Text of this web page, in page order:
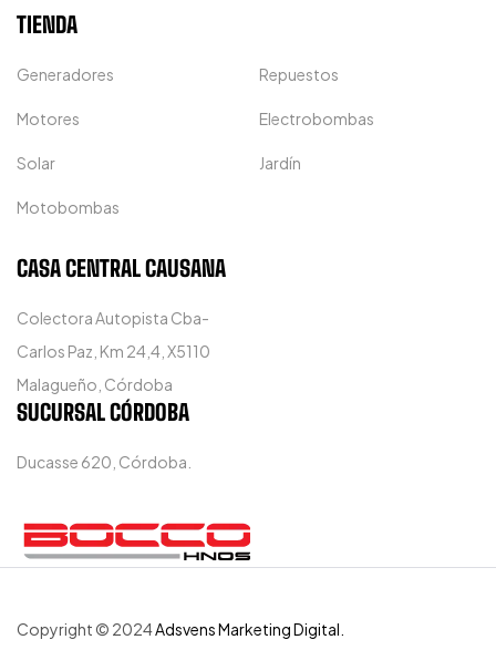
TIENDA
Generadores Repuestos
Motores Electrobombas
Solar Jardín
Motobombas
CASA CENTRAL CAUSANA
Colectora Autopista Cba-
Carlos Paz, Km 24,4, X5110
Malagueño, Córdoba
SUCURSAL CÓRDOBA
Ducasse 620, Córdoba.
Copyright © 2024Adsvens Marketing Digital.